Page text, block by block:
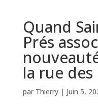
Quand
Prés
la rue des
par Thierry| Juin 5,